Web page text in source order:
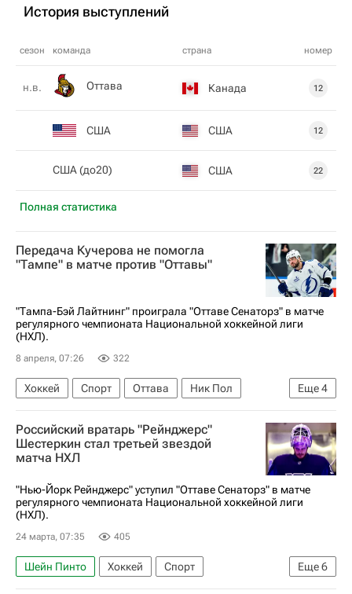
История выступлений
сезон команда страна номер
Полная статистика
н.в. Оттава Канада 12
США США 12
США (до20) США 22
Передача Кучерова не помогла
"Тампе" в матче против "Оттавы"
"Тампа-Бэй Лайтнинг" проиграла "Оттаве Сенаторз" в матче
регулярного чемпионата Национальной хоккейной лиги
(НХЛ).
8 апреля, 07:26 322
Еще4
Хоккей Спорт Оттава
Ник Пол
Фабиан Зеттерлунд
Тампа-Бэй Лайтнинг
Оттава Сенаторз
Национальная хоккейная лига (НХЛ)
Российский вратарь "Рейнджерс"
Шестеркин стал третьей звездой
матча НХЛ
"Нью-Йорк Рейнджерс" уступил "Оттаве Сенаторз" в матче
регулярного чемпионата Национальной хоккейной лиги
(НХЛ).
24 марта, 07:35 405
Еще6
Шейн Пинто Хоккей
Спорт
Нью-Йорк (город)
Конор Шири